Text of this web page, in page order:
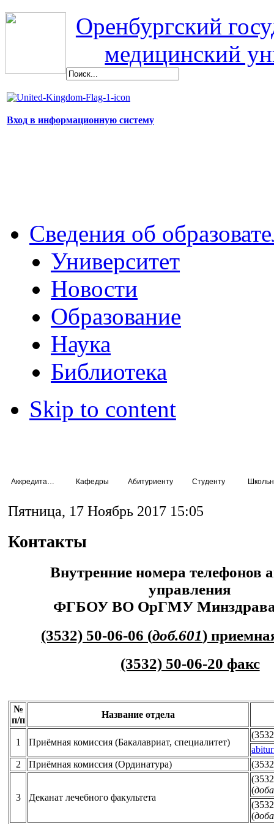
Оренбургский
медицинский
Вход в информационную систему
Сведения об
Университет
Новости
Образование
Наука
Библиотека
Skip to content
Кафедры Абитуриенту Студенту
Пятница, 17 Ноябрь 2017 15:05
Контакты
Внутренние номера телефонов
управления
ФГБОУ ВО ОрГМУ Минздрава
(3532) 50-06-06 (доб.601)
(3532) 50-06-20 факс
№
п/п
Название отдела
1 Приёмная комиссия (Бакалавриат, специалитет)
2
Приёмная комиссия (Ординатура)
3 Деканат лечебного факультета
(
(